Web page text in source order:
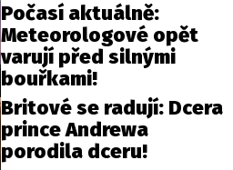
Počasí aktuálně:
Meteorologové opět
varují před silnými
bouřkami!
Britové se radují: Dcera
prince Andrewa
porodila dceru!